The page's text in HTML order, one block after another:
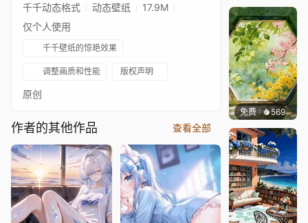
千千动态格式 动态壁纸
17.9M
仅个人使用
千千壁纸的惊艳效果
调整画质和性能 版权声明
原创
作者的其他作品 查看全部
免费 569渔小小